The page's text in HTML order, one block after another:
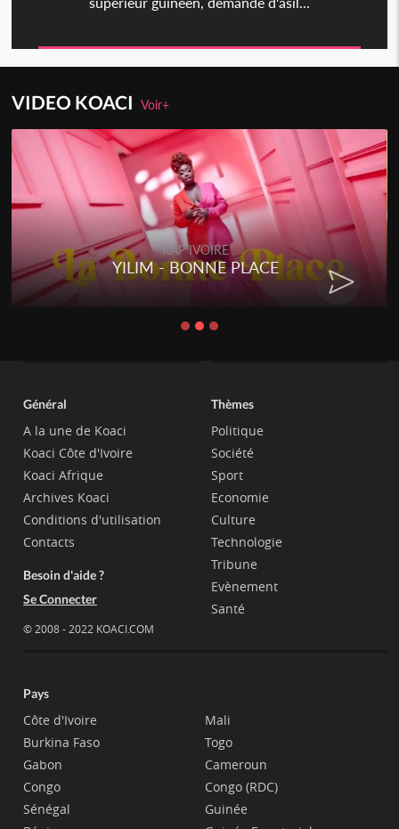
VIDEO KOACIVoir+
RAP IVOIRE
YILIM - BONNE PLACE
Général
A la une de Koaci
Koaci Côte d'Ivoire
Koaci Afrique
Archives Koaci
Conditions d'utilisation
Contacts
Besoin d'aide ?
Se Connecter
© 2008 - 2022 KOACI.COM
Thèmes
Politique
Société
Sport
Economie
Culture
Technologie
Tribune
Evènement
Santé
Pays
Côte d'Ivoire
Burkina Faso
Gabon
Congo
Sénégal
Mali
Togo
Cameroun
Congo (RDC)
Guinée